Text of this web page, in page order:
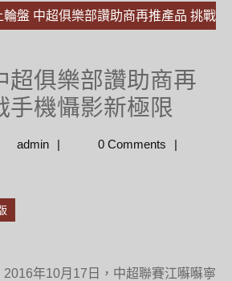
輪盤 中超俱樂部讚助商再推產品 挑戰
超俱樂部讚助商再
手機懾影新極限
admin admin0 Comments
年10月17日，中超聯賽江囌囌寧